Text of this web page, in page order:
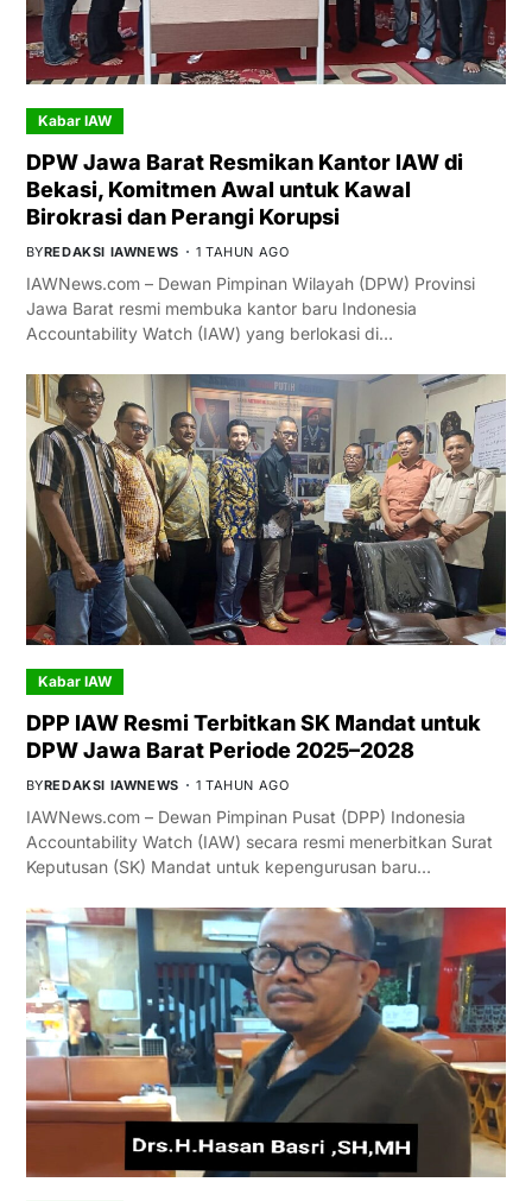
Kabar IAW
DPW Jawa Barat Resmikan Kantor IAW di
Bekasi, Komitmen Awal untuk Kawal
Birokrasi dan Perangi Korupsi
BYREDAKSI IAWNEWS 1 TAHUN AGO
IAWNews.com – Dewan Pimpinan Wilayah (DPW) Provinsi
Jawa Barat resmi membuka kantor baru Indonesia
Accountability Watch (IAW) yang berlokasi di…
Kabar IAW
DPP IAW Resmi Terbitkan SK Mandat untuk
DPW Jawa Barat Periode 2025–2028
BYREDAKSI IAWNEWS 1 TAHUN AGO
IAWNews.com – Dewan Pimpinan Pusat (DPP) Indonesia
Accountability Watch (IAW) secara resmi menerbitkan Surat
Keputusan (SK) Mandat untuk kepengurusan baru…